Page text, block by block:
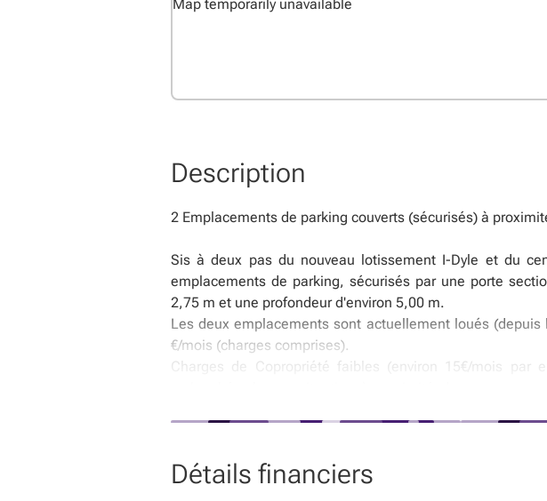
Map temporarily unavailable
Description
2 Emplacements de parking couverts (sécurisés) à
Sis à deux pas du nouveau lotissement I-Dyle et du
emplacements de parking, sécurisés par une porte
2,75 m et une profondeur d'environ 5,00 m.
Les deux emplacements sont actuellement loués
€/mois (charges comprises).
Charges de Copropriété faibles (environ 15€/mois
Détails financiers